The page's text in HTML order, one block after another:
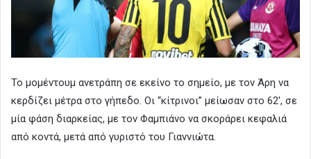
Το μομέντουμ ανετράπη σε εκείνο το σημείο, με τον Άρη να
κερδίζει μέτρα στο γήπεδο. Οι “κίτρινοι” μείωσαν στο 62′, σε
μία φάση διαρκείας, με τον Φαμπιάνο να σκοράρει κεφαλιά
από κοντά, μετά από γυριστό του Γιαννιώτα.